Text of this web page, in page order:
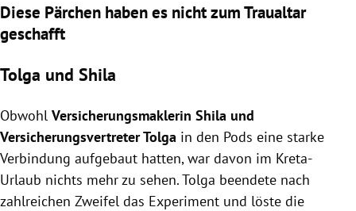
Diese Pärchen haben es nicht zum Traualtar
geschafft
Tolga und Shila
Obwohl Versicherungsmaklerin Shila und
Versicherungsvertreter Tolga in den Pods eine starke
Verbindung aufgebaut hatten, war davon im Kreta-
Urlaub nichts mehr zu sehen. Tolga beendete nach
zahlreichen Zweifel das Experiment und löste die